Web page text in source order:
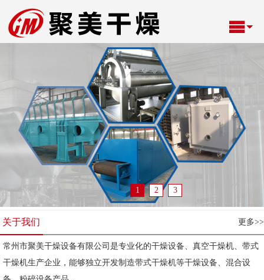
1 2 3
更多>>
关于我们
常州市聚美干燥设备有限公司是专业化的干燥设备、真空干燥机、带式
干燥机生产企业，能够独立开发制造带式干燥机等干燥设备、混合设